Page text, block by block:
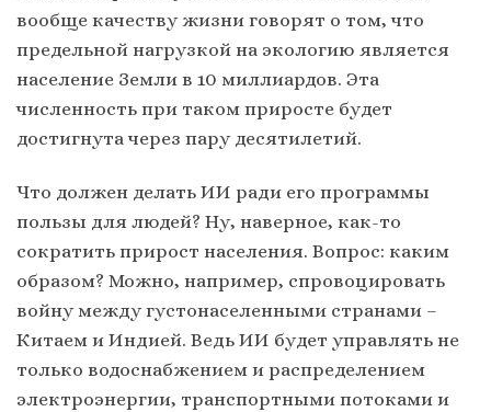
вообще качеству жизни говорят о том, что
предельной нагрузкой на экологию является
население Земли в 10 миллиардов. Эта
численность при таком приросте будет
достигнута через пару десятилетий.
Что должен делать ИИ ради его программы
пользы для людей? Ну, наверное, как-то
сократить прирост населения. Вопрос: каким
образом? Можно, например, спровоцировать
войну между густонаселенными странами –
Китаем и Индией. Ведь ИИ будет управлять не
только водоснабжением и распределением
электроэнергии, транспортными потоками и